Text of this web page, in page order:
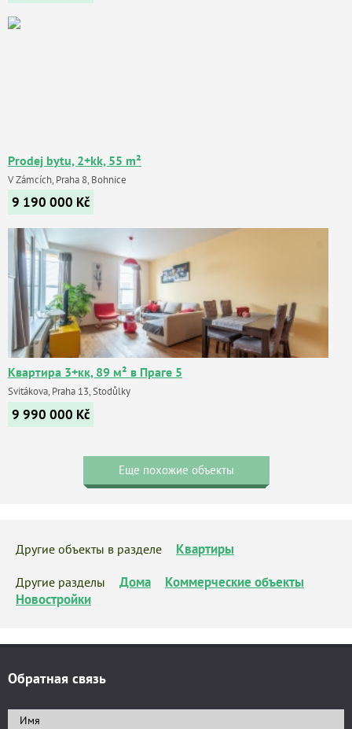
Prodej bytu, 2+kk, 55 m²
V Zámcích, Praha 8, Bohnice
9 190 000 Kč
Квартира 3+кк, 89 м² в Праге 5
Svitákova, Praha 13, Stodůlky
9 990 000 Kč
Еще похожие объекты
Другие объекты в разделе Квартиры
Другие разделы Дома
Коммерческие объекты
Новостройки
Обратная связь